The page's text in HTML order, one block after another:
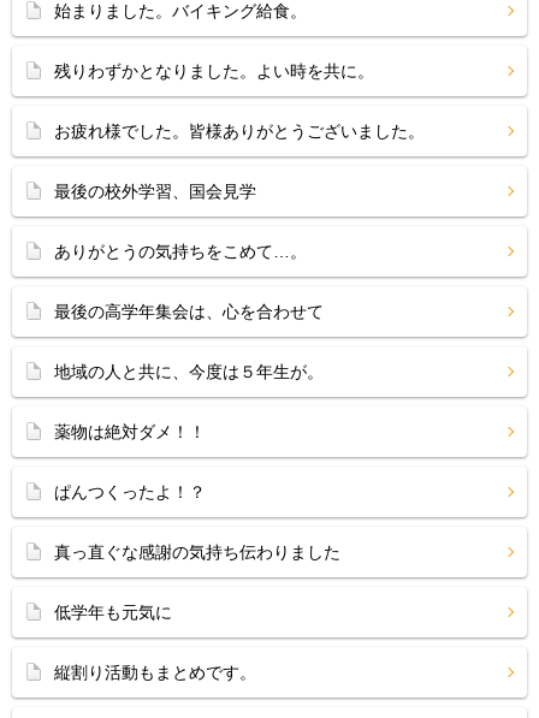
始まりました。バイキング給食。
残りわずかとなりました。よい時を共に。
お疲れ様でした。皆様ありがとうございました。
最後の校外学習、国会見学
ありがとうの気持ちをこめて…。
最後の高学年集会は、心を合わせて
地域の人と共に、今度は５年生が。
薬物は絶対ダメ！！
ぱんつくったよ！？
真っ直ぐな感謝の気持ち伝わりました
低学年も元気に
縦割り活動もまとめです。